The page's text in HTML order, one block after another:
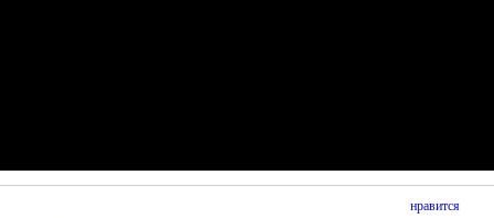
нравится